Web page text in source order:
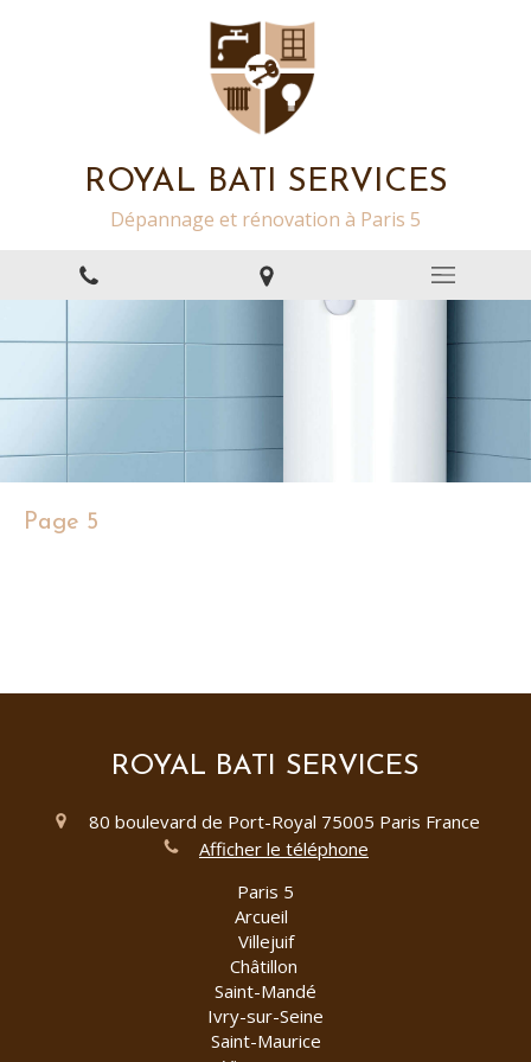
ROYAL BATI SERVICES
Dépannage et rénovation à Paris 5
Page 5
ROYAL BATI SERVICES
80 boulevard de Port-Royal 75005 Paris France
Afficher le téléphone
Paris 5
Arcueil
Villejuif
Châtillon
Saint-Mandé
Ivry-sur-Seine
Saint-Maurice